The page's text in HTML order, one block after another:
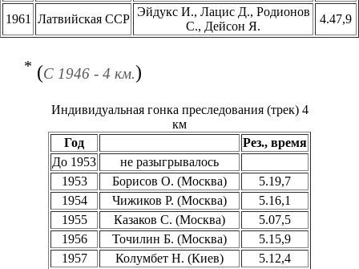
1961 Латвийская ССР
Эйдукс И., Лацис Д., Родионов
С., Дейсон Я.
4.47,9
* (С 1946 - 4 км.)
Индивидуальная гонка преследования (трек) 4
км
Год
Рез., время
До 1953
не разыгрывалось
1953
Борисов О. (Москва)
5.19,7
1954
Чижиков Р. (Москва)
5.16,1
1955
Казаков С. (Москва)
5.07,5
1956
Точилин Б. (Москва)
5.15,9
1957
Колумбет Н. (Киев)
5.12,4